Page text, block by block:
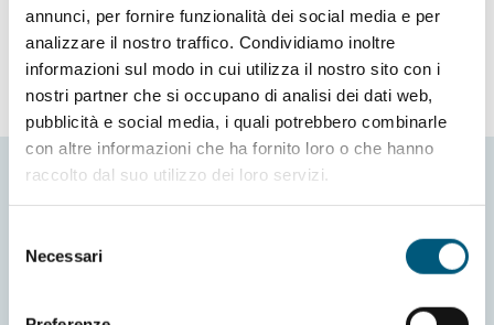
annunci, per fornire funzionalità dei social media e per
analizzare il nostro traffico. Condividiamo inoltre
informazioni sul modo in cui utilizza il nostro sito con i
nostri partner che si occupano di analisi dei dati web,
pubblicità e social media, i quali potrebbero combinarle
con altre informazioni che ha fornito loro o che hanno
raccolto dal suo utilizzo dei loro servizi.
delNecessari